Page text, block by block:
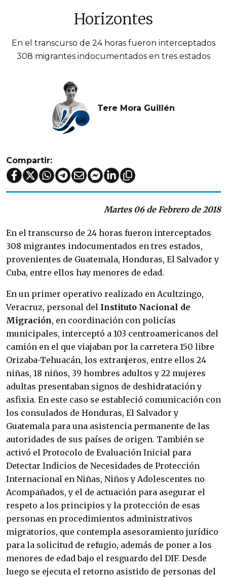
Horizontes
En el transcurso de 24 horas fueron interceptados
308 migrantes indocumentados en tres estados
Tere Mora Guillén
Compartir:
Martes 06 de Febrero de 2018
En el transcurso de 24 horas fueron interceptados
308 migrantes indocumentados en tres estados,
provenientes de Guatemala, Honduras, El Salvador y
Cuba, entre ellos hay menores de edad.
En un primer operativo realizado en Acultzingo,
Veracruz, personal del Instituto Nacional de
Migración, en coordinación con policías
municipales, interceptó a 103 centroamericanos del
camión en el que viajaban por la carretera 150 libre
Orizaba-Tehuacán, los extranjeros, entre ellos 24
niñas, 18 niños, 39 hombres adultos y 22 mujeres
adultas presentaban signos de deshidratación y
asfixia. En este caso se estableció comunicación con
los consulados de Honduras, El Salvador y
Guatemala para una asistencia permanente de las
autoridades de sus países de origen. También se
activó el Protocolo de Evaluación Inicial para
Detectar Indicios de Necesidades de Protección
Internacional en Niñas, Niños y Adolescentes no
Acompañados, y el de actuación para asegurar el
respeto a los principios y la protección de esas
personas en procedimientos administrativos
migratorios, que contempla asesoramiento jurídico
para la solicitud de refugio, además de poner a los
menores de edad bajo el resguardo del DIF. Desde
luego se ejecuta el retorno asistido de personas del